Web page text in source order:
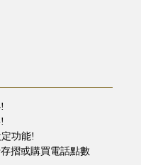
功能!
摺或購買電話點數